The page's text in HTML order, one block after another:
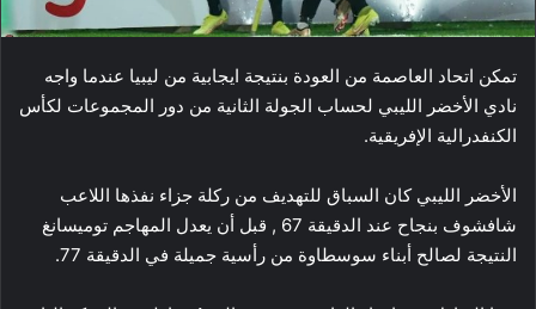
تمكن اتحاد العاصمة من العودة بنتيجة ايجابية من ليبيا عندما واجه
نادي الأخضر الليبي لحساب الجولة الثانية من دور المجموعات لكأس
الكنفدرالية الإفريقية.
الأخضر الليبي كان السباق للتهديف من ركلة جزاء نفذها اللاعب
شافشوف بنجاح عند الدقيقة 67 , قبل أن يعدل المهاجم توميسانغ
النتيجة لصالح أبناء سوسطاوة من رأسية جميلة في الدقيقة 77.